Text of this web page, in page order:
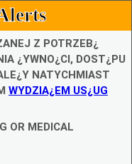
Z POTRZEB¿
¿YWNO¿CI, DOST¿PU
NATYCHMIAST
WYDZIA¿EM US¿UG
OR MEDICAL